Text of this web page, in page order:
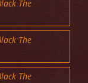
The
The
The